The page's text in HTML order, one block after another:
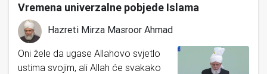
Vremena univerzalne pobjede Islama
Hazreti Mirza Masroor Ahmad
Oni žele da ugase Allahovo svjetlo
ustima svojim, ali Allah će svakako